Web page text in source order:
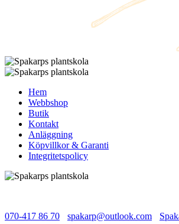
Hem
Webbshop
Butik
Kontakt
Anläggning
Köpvillkor & Garanti
Integritetspolicy
070-417 86 70
spakarp@outlook.com